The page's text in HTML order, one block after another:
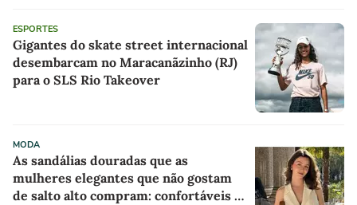
ESPORTES
Gigantes do skate street internacional
desembarcam no Maracanãzinho (RJ)
para o SLS Rio Takeover
MODA
As sandálias douradas que as
mulheres elegantes que não gostam
de salto alto compram: confortáveis e